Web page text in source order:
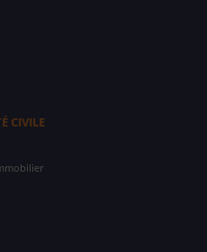
CIVILE